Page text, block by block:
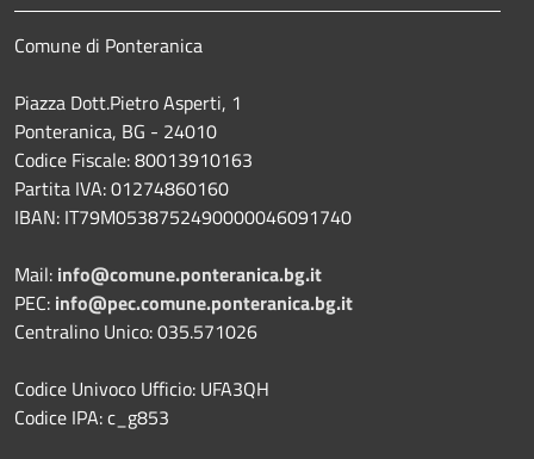
Comune di Ponteranica
Piazza Dott.Pietro Asperti, 1
Ponteranica, BG - 24010
Codice Fiscale: 80013910163
Partita IVA: 01274860160
IBAN: IT79M0538752490000046091740
Mail: info@comune.ponteranica.bg.it
PEC: info@pec.comune.ponteranica.bg.it
Centralino Unico: 035.571026
Codice Univoco Ufficio: UFA3QH
Codice IPA: c_g853